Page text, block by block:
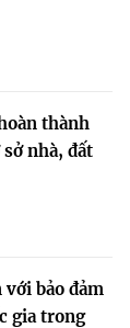
thành
nhà, đất
bảo đảm
gia trong